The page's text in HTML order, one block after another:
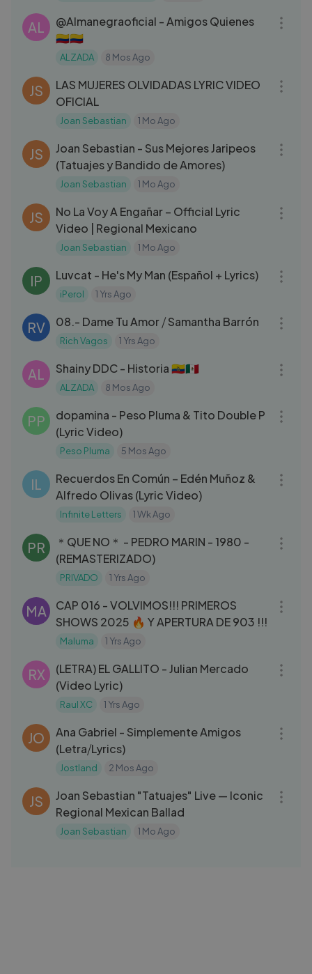
AL
‪@Almanegraoficial‬ - Amigos Quienes
🇨🇴🇨🇴
ALZADA 8 Mos Ago
JS
LAS MUJERES OLVIDADAS LYRIC VIDEO
OFICIAL
Joan Sebastian 1 Mo Ago
JS
Joan Sebastian - Sus Mejores Jaripeos
(Tatuajes y Bandido de Amores)
Joan Sebastian 1 Mo Ago
JS
No La Voy A Engañar – Official Lyric
Video | Regional Mexicano
Joan Sebastian 1 Mo Ago
IP Luvcat - He's My Man (Español + Lyrics)
iPerol 1 Yrs Ago
RV 08.- Dame Tu Amor ⧸ Samantha Barrón
Rich Vagos 1 Yrs Ago
AL Shainy DDC - Historia 🇪🇨🇲🇽
ALZADA 8 Mos Ago
PP
dopamina - Peso Pluma & Tito Double P
(Lyric Video)
Peso Pluma 5 Mos Ago
IL
Recuerdos En Común – Edén Muñoz &
Alfredo Olivas (Lyric Video)
Infinite Letters 1 Wk Ago
PR
＊QUE NO＊ - PEDRO MARIN - 1980 -
(REMASTERIZADO)
PRIVADO 1 Yrs Ago
MA
CAP 016 - VOLVIMOS!!! PRIMEROS
SHOWS 2025 🔥 Y APERTURA DE 903 !!!
Maluma 1 Yrs Ago
RX
(LETRA) EL GALLITO - Julian Mercado
(Video Lyric)
Raul XC 1 Yrs Ago
JO
Ana Gabriel - Simplemente Amigos
(Letra⧸Lyrics)
Jostland 2 Mos Ago
JS
Joan Sebastian "Tatuajes" Live — Iconic
Regional Mexican Ballad
Joan Sebastian 1 Mo Ago